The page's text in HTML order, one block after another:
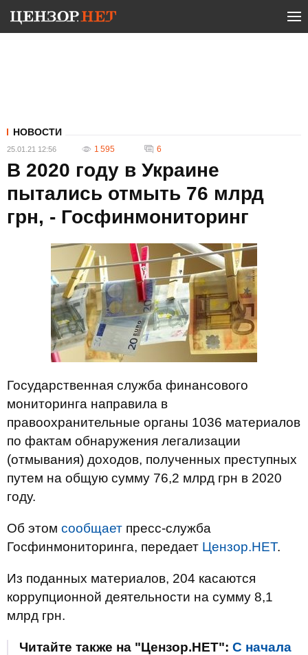
НОВОСТИ
25.01.21 12:56 1 595 6
В 2020 году в Украине
пытались отмыть 76 млрд
грн, - Госфинмониторинг
Государственная служба финансового
мониторинга направила в
правоохранительные органы 1036 материалов
по фактам обнаружения легализации
(отмывания) доходов, полученных преступных
путем на общую сумму 76,2 млрд грн в 2020
году.
Об этом сообщает пресс-служба
Госфинмониторинга, передает Цензор.НЕТ.
Из поданных материалов, 204 касаются
коррупционной деятельности на сумму 8,1
млрд грн.
Читайте также на "Цензор.НЕТ": С начала